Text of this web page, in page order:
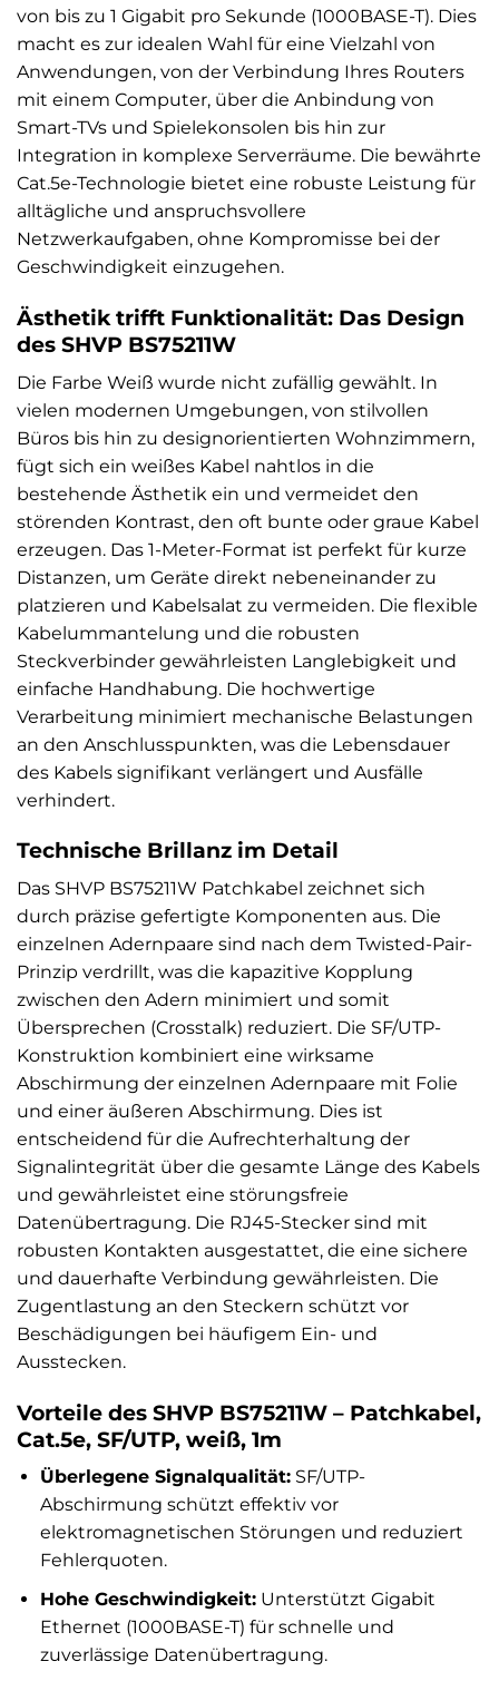
von bis zu 1 Gigabit pro Sekunde (1000BASE-T). Dies
macht es zur idealen Wahl für eine Vielzahl von
Anwendungen, von der Verbindung Ihres Routers
mit einem Computer, über die Anbindung von
Smart-TVs und Spielekonsolen bis hin zur
Integration in komplexe Serverräume. Die bewährte
Cat.5e-Technologie bietet eine robuste Leistung für
alltägliche und anspruchsvollere
Netzwerkaufgaben, ohne Kompromisse bei der
Geschwindigkeit einzugehen.
Ästhetik trifft Funktionalität: Das Design
des SHVP BS75211W
Die Farbe Weiß wurde nicht zufällig gewählt. In
vielen modernen Umgebungen, von stilvollen
Büros bis hin zu designorientierten Wohnzimmern,
fügt sich ein weißes Kabel nahtlos in die
bestehende Ästhetik ein und vermeidet den
störenden Kontrast, den oft bunte oder graue Kabel
erzeugen. Das 1-Meter-Format ist perfekt für kurze
Distanzen, um Geräte direkt nebeneinander zu
platzieren und Kabelsalat zu vermeiden. Die flexible
Kabelummantelung und die robusten
Steckverbinder gewährleisten Langlebigkeit und
einfache Handhabung. Die hochwertige
Verarbeitung minimiert mechanische Belastungen
an den Anschlusspunkten, was die Lebensdauer
des Kabels signifikant verlängert und Ausfälle
verhindert.
Technische Brillanz im Detail
Das SHVP BS75211W Patchkabel zeichnet sich
durch präzise gefertigte Komponenten aus. Die
einzelnen Adernpaare sind nach dem Twisted-Pair-
Prinzip verdrillt, was die kapazitive Kopplung
zwischen den Adern minimiert und somit
Übersprechen (Crosstalk) reduziert. Die SF/UTP-
Konstruktion kombiniert eine wirksame
Abschirmung der einzelnen Adernpaare mit Folie
und einer äußeren Abschirmung. Dies ist
entscheidend für die Aufrechterhaltung der
Signalintegrität über die gesamte Länge des Kabels
und gewährleistet eine störungsfreie
Datenübertragung. Die RJ45-Stecker sind mit
robusten Kontakten ausgestattet, die eine sichere
und dauerhafte Verbindung gewährleisten. Die
Zugentlastung an den Steckern schützt vor
Beschädigungen bei häufigem Ein- und
Ausstecken.
Vorteile des SHVP BS75211W – Patchkabel,
Cat.5e, SF/UTP, weiß, 1m
Überlegene Signalqualität:SF/UTP-
Abschirmung schützt effektiv vor
elektromagnetischen Störungen und reduziert
Fehlerquoten.
Hohe Geschwindigkeit:Unterstützt Gigabit
Ethernet (1000BASE-T) für schnelle und
zuverlässige Datenübertragung.